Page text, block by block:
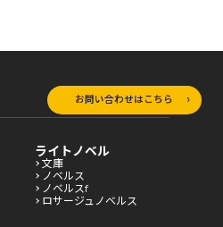
お問い合わせはこちら
ライトノベル
文庫
ノベルス
ノベルスf
ロサージュノベルス